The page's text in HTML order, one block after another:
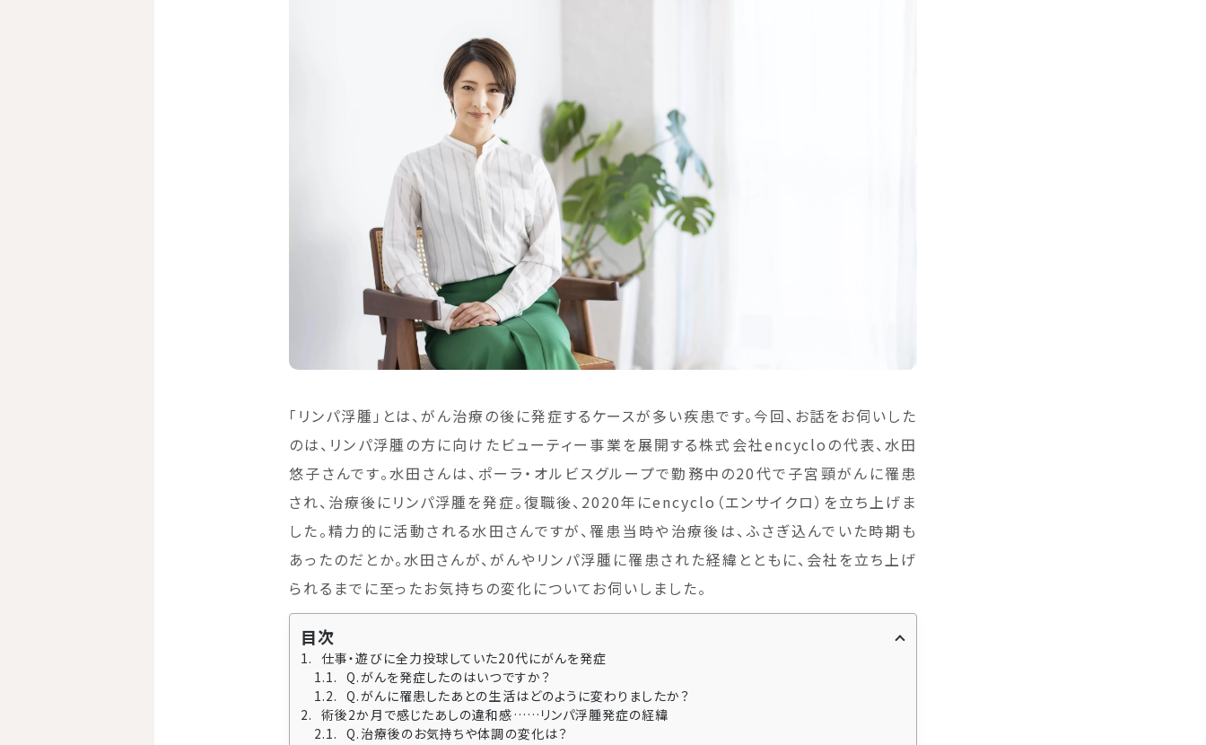
「リンパ浮腫」とは、がん治療の後に発症するケースが多い疾患です。今回、お話をお伺いした
のは、リンパ浮腫の方に向けたビューティー事業を展開する株式会社encycloの代表、水田
悠子さんです。水田さんは、ポーラ・オルビスグループで勤務中の20代で子宮頸がんに罹患
され、治療後にリンパ浮腫を発症。復職後、2020年にencyclo（エンサイクロ）を立ち上げま
した。精力的に活動される水田さんですが、罹患当時や治療後は、ふさぎ込んでいた時期も
あったのだとか。水田さんが、がんやリンパ浮腫に罹患された経緯とともに、会社を立ち上げ
られるまでに至ったお気持ちの変化についてお伺いしました。
目次
仕事・遊びに全力投球していた20代にがんを発症
Q.がんを発症したのはいつですか？
Q.がんに罹患したあとの生活はどのように変わりましたか？
術後2か月で感じたあしの違和感……リンパ浮腫発症の経緯
Q.治療後のお気持ちや体調の変化は？